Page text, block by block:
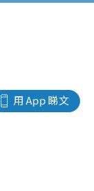
用 App 睇文